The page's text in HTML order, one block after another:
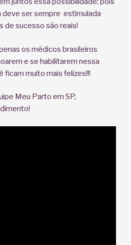
deve ser sempre estimulada
de sucesso são reais!
os médicos brasileiros
e se habilitarem nessa
ficam muito mais felizes!!!
Meu Parto em SP,